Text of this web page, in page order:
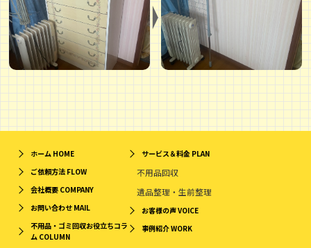
ホーム HOME
ご依頼方法 FLOW
会社概要 COMPANY
お問い合わせ MAIL
不用品・ゴミ回収お役立ちコラ
ム COLUMN
サービス＆料金 PLAN
不用品回収
遺品整理・生前整理
お客様の声VOICE
事例紹介WORK